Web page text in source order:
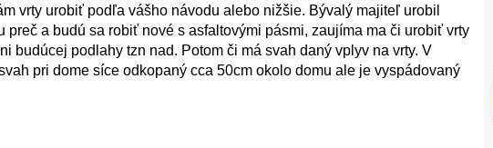
vrty urobiť podľa vášho návodu alebo nižšie. Bývalý majiteľ urobil
a budú sa robiť nové s asfaltovými pásmi, zaujíma ma či urobiť vrty
budúcej podlahy tzn nad. Potom či má svah daný vplyv na vrty. V
pri dome síce odkopaný cca 50cm okolo domu ale je vyspádovaný